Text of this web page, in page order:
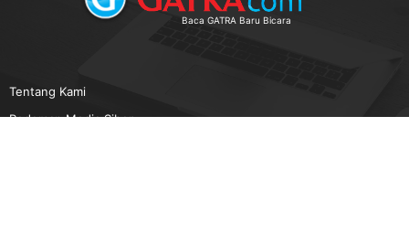
Baca GATRA Baru Bicara
Tentang Kami
Pedoman Media Siber